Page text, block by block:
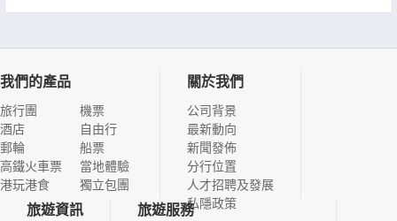
我們的產品
旅行團
酒店
郵輪
高鐵火車票
港玩港食
機票
自由行
船票
當地體驗
獨立包團
關於我們
公司背景
最新動向
新聞發佈
分行位置
人才招聘及發展
私隱政策
旅遊資訊 旅遊服務